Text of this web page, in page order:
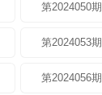
第2024050期
第2024053期
第2024056期